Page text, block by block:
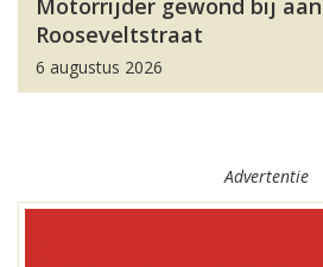
Motorrijder gewond bij
Rooseveltstraat
6 augustus 2026
Advertentie